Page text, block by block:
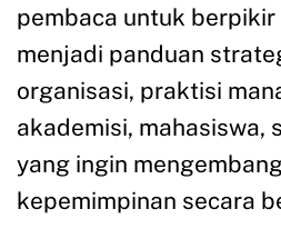
pembaca untuk
menjadi panduan
organisasi, praktisi
akademisi, mahasiswa,
yang ingin
kepemimpinan secara